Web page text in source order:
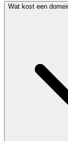
Wat kost een